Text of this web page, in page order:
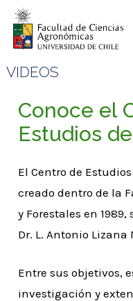
VIDEOS
Conoce el
Estudios
El Centro de
creado dentro de la
y Forestales en
Dr. L. Antonio Lizana
Entre sus objetivos,
investigación y